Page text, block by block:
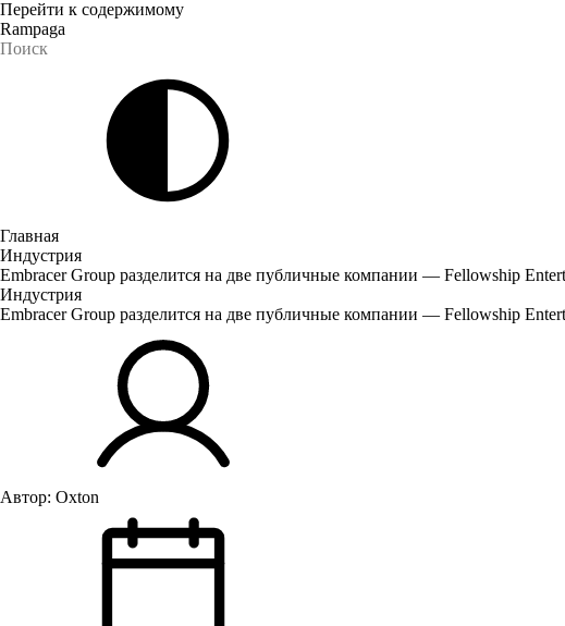
Перейти к содержимому
Rampaga
Главная
Индустрия
Embracer Group разделится на две публичные компании — Fellowship
Индустрия
Embracer Group разделится на две публичные компании — Fellowship
Автор: Oxton